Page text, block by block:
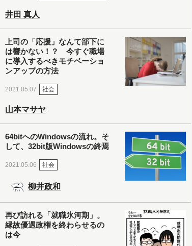
井田 真人
上司の「応援」なんて部下に
は響かない！？ 今すぐ職場
に導入するべきモチベーショ
ンアップの方法
2021.05.07 社会
山本マサヤ
64bitへのWindowsの流れ。そ
して、32bit版Windowsの終焉
2021.05.06 社会
柳井政和
再び訪れる「就職氷河期」。
縁故優遇政権を終わらせるの
は今